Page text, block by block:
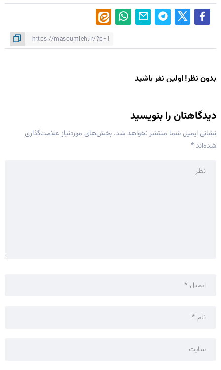
بدون نظر! اولین نفر باشید
دیدگاهتان را بنویسید
نشانی ایمیل شما منتشر نخواهد شد. بخش‌های موردنیاز علامت‌گذاری
شده‌اند*